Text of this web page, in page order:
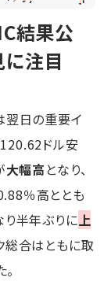
結果公
注目
翌日の重要イ
ドル安
大幅高 となり、
％高ととも
半年ぶりに 上
総合はともに取